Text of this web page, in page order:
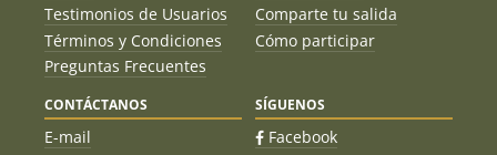
Testimonios de Usuarios
Términos y Condiciones
Preguntas Frecuentes
Comparte tu salida
Cómo participar
CONTÁCTANOS
E-mail
SÍGUENOS
Facebook